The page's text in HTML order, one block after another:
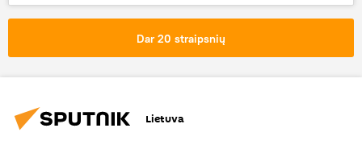
Lietuva
mirtis
Dar 20 straipsnių
Lietuva